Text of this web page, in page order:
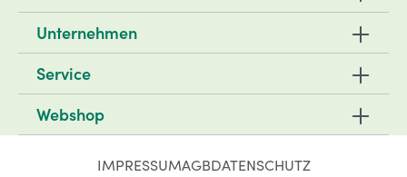
Unternehmen
Service
Webshop
IMPRESSUMAGBDATENSCHUTZ